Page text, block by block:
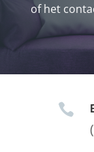
of het
